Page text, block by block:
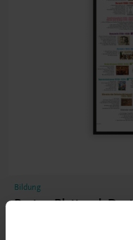
Bildung
Poster: Blattwerk